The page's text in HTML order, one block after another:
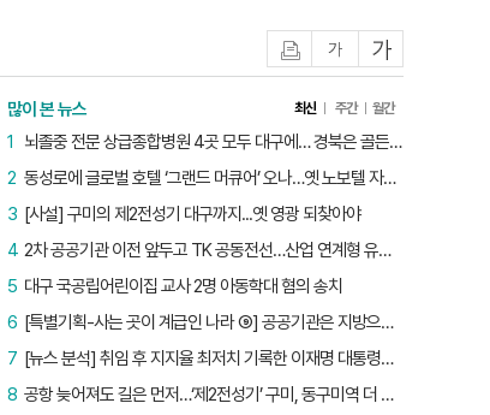
글자작게글자크게
많이 본 뉴스 최신 주간 월간
뇌졸중 전문 상급종합병원 4곳 모두 대구에… 경북은 골든타임 사각지대
1
동성로에 글로벌 호텔 ‘그랜드 머큐어’ 오나…옛 노보텔 자리 사무실 개설
2
[사설] 구미의 제2전성기 대구까지...옛 영광 되찾아야
3
2차 공공기관 이전 앞두고 TK 공동전선…산업 연계형 유치 승부수
4
대구 국공립어린이집 교사 2명 아동학대 혐의 송치
5
[특별기획-사는 곳이 계급인 나라 ⑨] 공공기관은 지방으로 왔지만, 그들이 사는 곳은 서울이었다
6
[뉴스 분석] 취임 후 지지율 최저치 기록한 이재명 대통령…왜?
7
공항 늦어져도 길은 먼저…‘제2전성기’ 구미, 동구미역 더 절실
8